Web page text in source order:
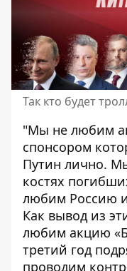
Так кто будет
"Мы не любим
спонсором
Путин лично.
костях
любим Россию и
Как вывод из
любим акцию
третий год
проводим